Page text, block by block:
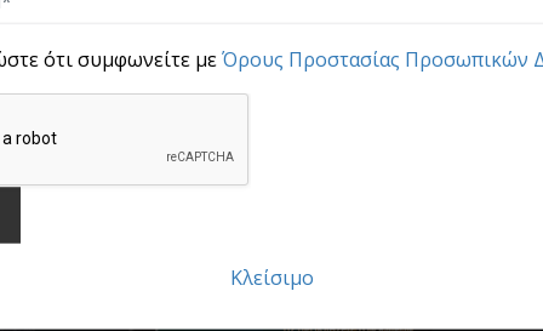
ότι συμφωνείτε μεΌρους Προστασίας Προσωπικών
Κλείσιμο